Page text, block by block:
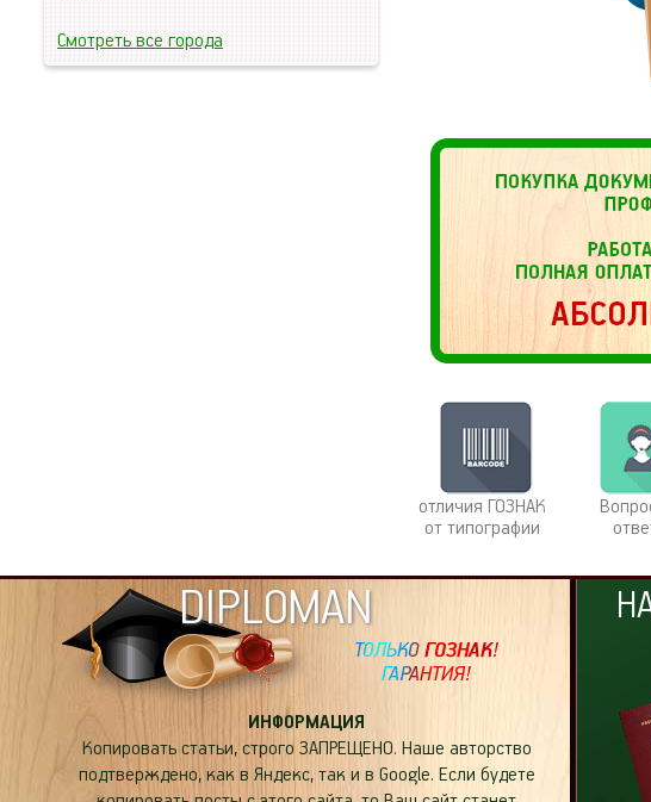
отличия ГОЗНАК
от типографии
Смотреть все города
DIPLOMAN
ИНФОРМАЦИЯ
Копировать статьи, строго ЗАПРЕЩЕНО. Наше авторство
подтверждено, как в Яндекс, так и в Google. Если будете